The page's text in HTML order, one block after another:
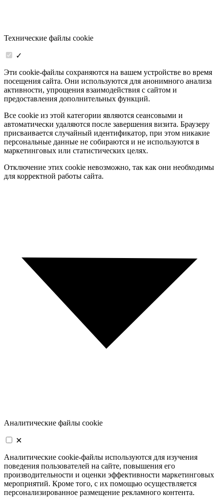
Технические файлы cookie
✓
Эти cookie-файлы сохраняются на вашем устройстве во время
посещения сайта. Они используются для анонимного анализа
активности, упрощения взаимодействия с сайтом и
предоставления дополнительных функций.
Все cookie из этой категории являются сеансовыми и
автоматически удаляются после завершения визита. Браузеру
присваивается случайный идентификатор, при этом никакие
персональные данные не собираются и не используются в
маркетинговых или статистических целях.
Отключение этих cookie невозможно, так как они необходимы
для корректной работы сайта.
Аналитические файлы cookie
✕
Аналитические cookie-файлы используются для изучения
поведения пользователей на сайте, повышения его
производительности и оценки эффективности маркетинговых
мероприятий. Кроме того, с их помощью осуществляется
персонализированное размещение рекламного контента.